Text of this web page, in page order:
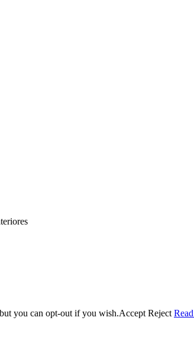
you can opt-out if you wish.Accept Reject